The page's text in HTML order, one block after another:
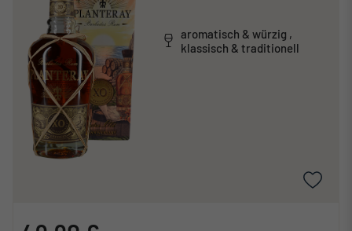
aromatisch & würzig ,
klassisch & traditionell